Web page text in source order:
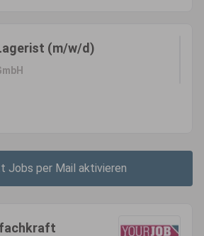
(m/w/d)
Jobs per Mail aktivieren